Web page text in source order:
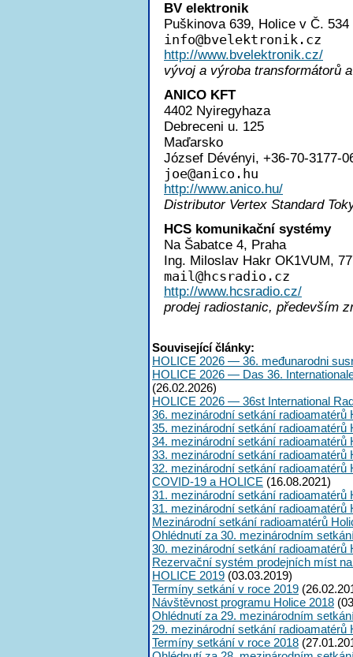
BV elektronik
Puškinova 639, Holice v Č. 534
info@bvelektronik.cz
http://www.bvelektronik.cz/
vývoj a výroba transformátorů
ANICO KFT
4402 Nyiregyhaza
Debreceni u. 125
Maďarsko
József Dévényi, +36-70-3177-
joe@anico.hu
http://www.anico.hu/
Distributor Vertex Standard
HCS komunikační systémy
Na Šabatce 4, Praha
Ing. Miloslav Hakr OK1VUM,
mail@hcsradio.cz
http://www.hcsradio.cz/
prodej radiostanic, především
Související články:
HOLICE 2026 — 36. međunarodni
HOLICE 2026 — Das 36.
(26.02.2026)
HOLICE 2026 — 36st International
36. mezinárodní setkání radioamatérů
35. mezinárodní setkání radioamatérů
34. mezinárodní setkání radioamatérů
33. mezinárodní setkání radioamatérů
32. mezinárodní setkání radioamatérů
COVID-19 a HOLICE (16.08.2021)
31. mezinárodní setkání radioamatérů
31. mezinárodní setkání radioamatérů
Mezinárodní setkání radioamatérů
Ohlédnutí za 30. mezinárodním
30. mezinárodní setkání radioamatérů
Rezervační systém prodejních míst
HOLICE 2019 (03.03.2019)
Termíny setkání v roce 2019
Návštěvnost programu Holice 2018
Ohlédnutí za 29. mezinárodním
29. mezinárodní setkání radioamatérů
Termíny setkání v roce 2018